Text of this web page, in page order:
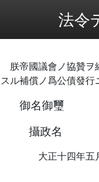
法令
朕帝國議會ノ協贊
スル補償ノ爲公債發
御名御璽
攝政名
大正十四年五